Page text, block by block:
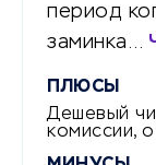
период
заминка…
ПЛЮСЫ
Дешевый
комиссии,